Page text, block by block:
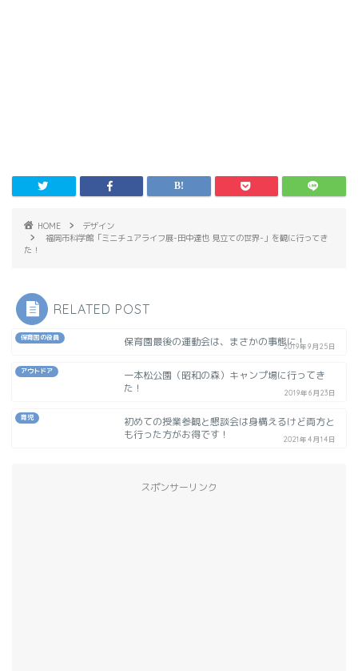
HOME
デザイン
福岡市科学館「ミニチュアライフ展-田中達也 見立ての世界-」を観に行ってき
た！
RELATED POST
保育園の役員 保育園最後の運動会は、まさかの事態に！2019年9月25日
アウトドア
一本松公園（昭和の森）キャンプ場に行ってき
た！
2019年6月23日
育児
初めての授業参観と懇談会は身構えるけど両方と
も行った方がお得です！
2021年4月14日
スポンサーリンク